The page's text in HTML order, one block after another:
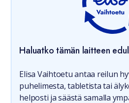
Haluatko tämän laitteen
Elisa Vaihtoetu antaa reilun
puhelimesta, tabletista tai
helposti ja säästä samalla